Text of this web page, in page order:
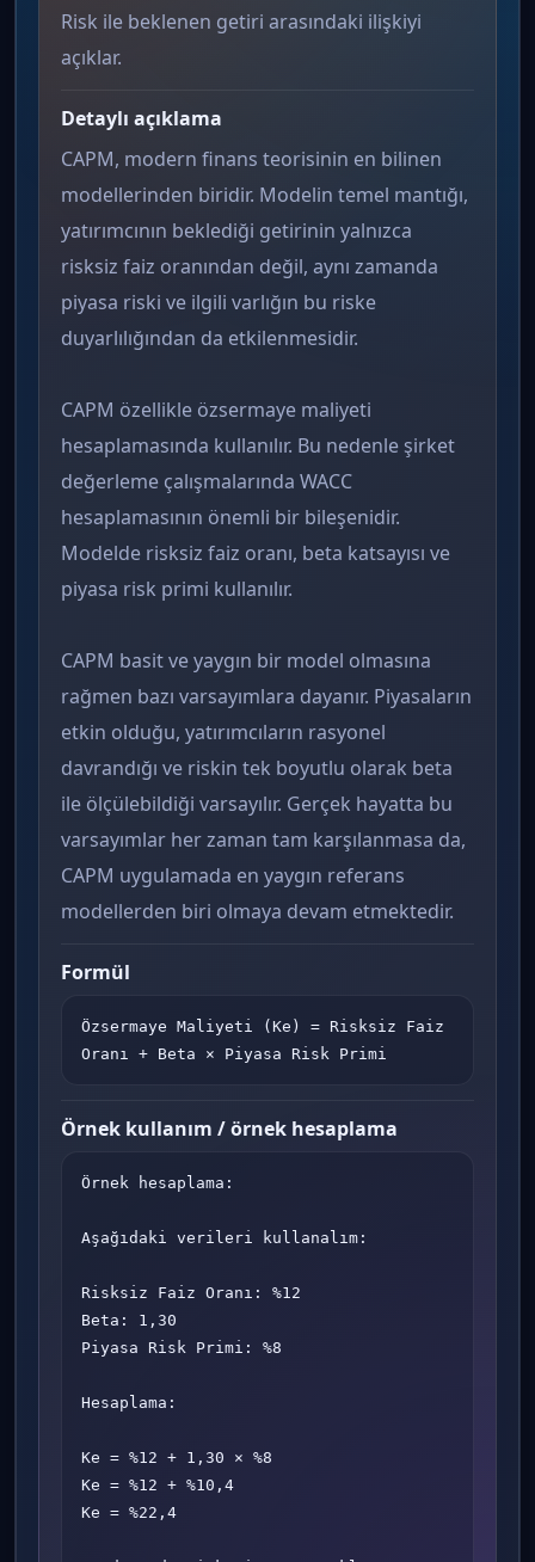
Risk ile beklenen getiri arasındaki ilişkiyi
açıklar.
Detaylı açıklama
CAPM, modern finans teorisinin en bilinen
modellerinden biridir. Modelin temel mantığı,
yatırımcının beklediği getirinin yalnızca
risksiz faiz oranından değil, aynı zamanda
piyasa riski ve ilgili varlığın bu riske
duyarlılığından da etkilenmesidir.
CAPM özellikle özsermaye maliyeti
hesaplamasında kullanılır. Bu nedenle şirket
değerleme çalışmalarında WACC
hesaplamasının önemli bir bileşenidir.
Modelde risksiz faiz oranı, beta katsayısı ve
piyasa risk primi kullanılır.
CAPM basit ve yaygın bir model olmasına
rağmen bazı varsayımlara dayanır. Piyasaların
etkin olduğu, yatırımcıların rasyonel
davrandığı ve riskin tek boyutlu olarak beta
ile ölçülebildiği varsayılır. Gerçek hayatta bu
varsayımlar her zaman tam karşılanmasa da,
CAPM uygulamada en yaygın referans
modellerden biri olmaya devam etmektedir.
Formül
Özsermaye Maliyeti (Ke) = Risksiz Faiz
Oranı + Beta × Piyasa Risk Primi
Örnek kullanım / örnek hesaplama
Örnek hesaplama:
Aşağıdaki verileri kullanalım:
Risksiz Faiz Oranı: %12
Beta: 1,30
Piyasa Risk Primi: %8
Hesaplama:
Ke = %12 + 1,30 × %8
Ke = %12 + %10,4
Ke = %22,4